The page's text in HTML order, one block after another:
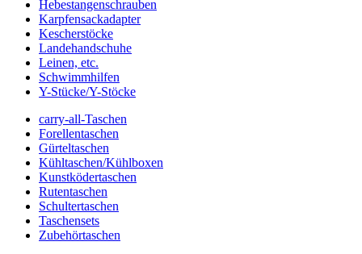
Hebestangenschrauben
Karpfensackadapter
Kescherstöcke
Landehandschuhe
Leinen, etc.
Schwimmhilfen
Y-Stücke/Y-Stöcke
carry-all-Taschen
Forellentaschen
Gürteltaschen
Kühltaschen/Kühlboxen
Kunstködertaschen
Rutentaschen
Schultertaschen
Taschensets
Zubehörtaschen